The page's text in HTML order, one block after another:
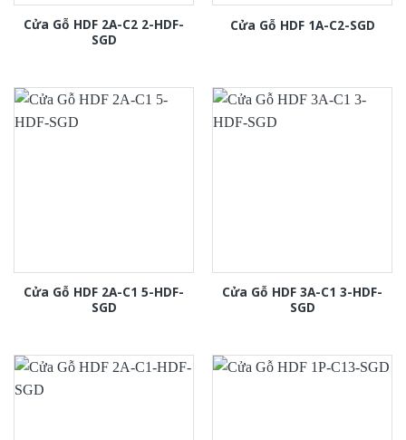
Cửa Gỗ HDF 2A-C2 2-HDF-
SGD
Cửa Gỗ HDF 1A-C2-SGD
Cửa Gỗ HDF 2A-C1 5-HDF-
SGD
Cửa Gỗ HDF 3A-C1 3-HDF-
SGD